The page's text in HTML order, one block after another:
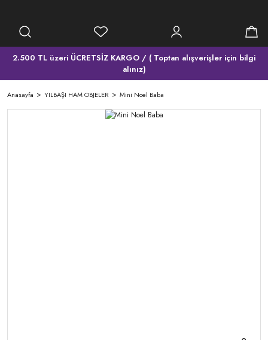
2.500 TL üzeri ÜCRETSİZ KARGO / ( Toptan alışverişler için bilgi
alınız)
Anasayfa YILBAŞI HAM OBJELER Mini Noel Baba